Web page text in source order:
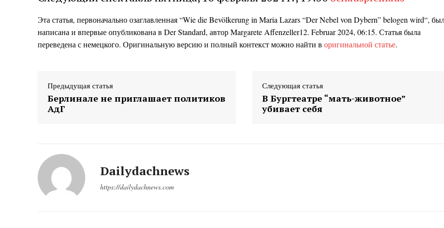
Эта статья, первоначально озаглавленная “Wie die Bevölkerung in Maria Lazars “Der Nebel von Dybern” belogen wird“,
написана и впервые опубликована в Der Standard, авторMargarete Affenzeller12. Februar 2024, 06:15. Статья была
переведена с немецкого. Оригинальную версию и полный контекст можно найти в оригинальной статье.
Предыдущая статья
Берлинале не приглашает политиков
АдГ
Следующая статья
В Бургтеатре “мать-животное”
убивает себя
Dailydachnews
https://dailydachnews.com